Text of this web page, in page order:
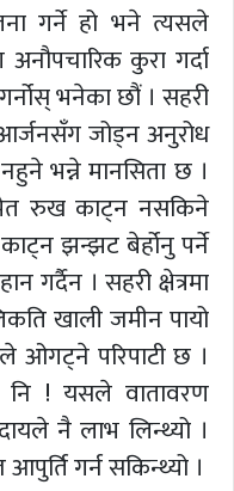
गर्ने हो भने त्यसले
कुरा गर्दा
भनेका छौं । सहरी
जोड्न अनुरोध
भन्ने मानसिता छ ।
रुख काट्न नसकिने
झन्झट बेर्होनु पर्ने
गर्दैन । सहरी क्षेत्रमा
खाली जमीन पायो
ओगट्ने परिपाटी छ ।
नि ! यसले वातावरण
नै लाभ लिन्थ्यो ।
गर्न सकिन्थ्यो ।